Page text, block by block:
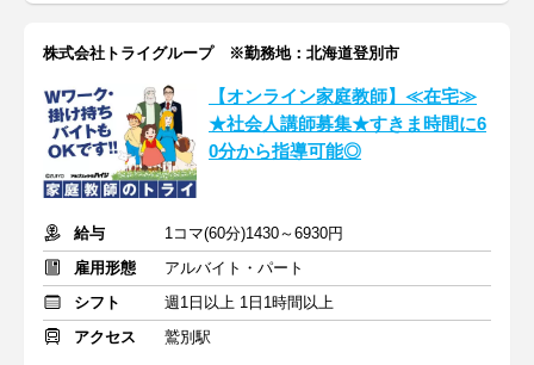
株式会社トライグループ ※勤務地：北海道登別市
【オンライン家庭教師】≪在宅≫
★社会人講師募集★すきま時間に6
0分から指導可能◎
給与
1コマ(60分)1430～6930円
雇用形態
アルバイト・パート
シフト
週1日以上 1日1時間以上
アクセス
鷲別駅